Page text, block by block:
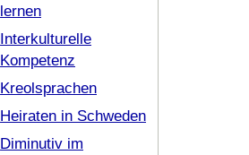
lernen
Interkulturelle
Kompetenz
Kreolsprachen
Heiraten in Schweden
Diminutiv im